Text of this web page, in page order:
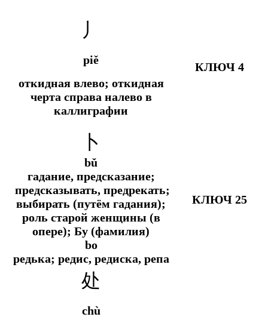
丿
piě
откидная влево; откидная
черта справа налево в
каллиграфии
КЛЮЧ 4
卜
bǔ
гадание, предсказание;
предсказывать, предрекать;
выбирать (путём гадания);
роль старой женщины (в
опере); Бу (фамилия)
bo
редька; редис, редиска, репа
КЛЮЧ 25
处
chù